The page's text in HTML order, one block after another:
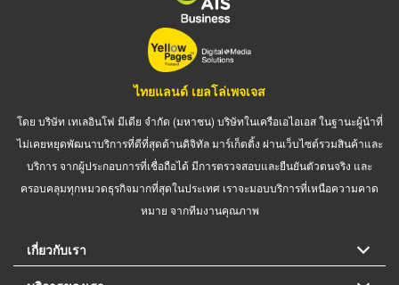
ไทยแลนด์ เยลโล่เพจเจส
โดย บริษัท เทเลอินโฟ มีเดีย จำกัด (มหาชน) บริษัทในเครือเอไอเอส ในฐานะผู้นำที่
ไม่เคยหยุดพัฒนาบริการที่ดีที่สุดด้านดิจิทัล มาร์เก็ตติ้ง ผ่านเว็บไซต์รวมสินค้าและ
บริการ จากผู้ประกอบการที่เชื่อถือได้ มีการตรวจสอบและยืนยันตัวตนจริง และ
ครอบคลุมทุกหมวดธุรกิจมากที่สุดในประเทศ เราจะมอบบริการที่เหนือความคาด
หมาย จากทีมงานคุณภาพ
เกี่ยวกับเรา